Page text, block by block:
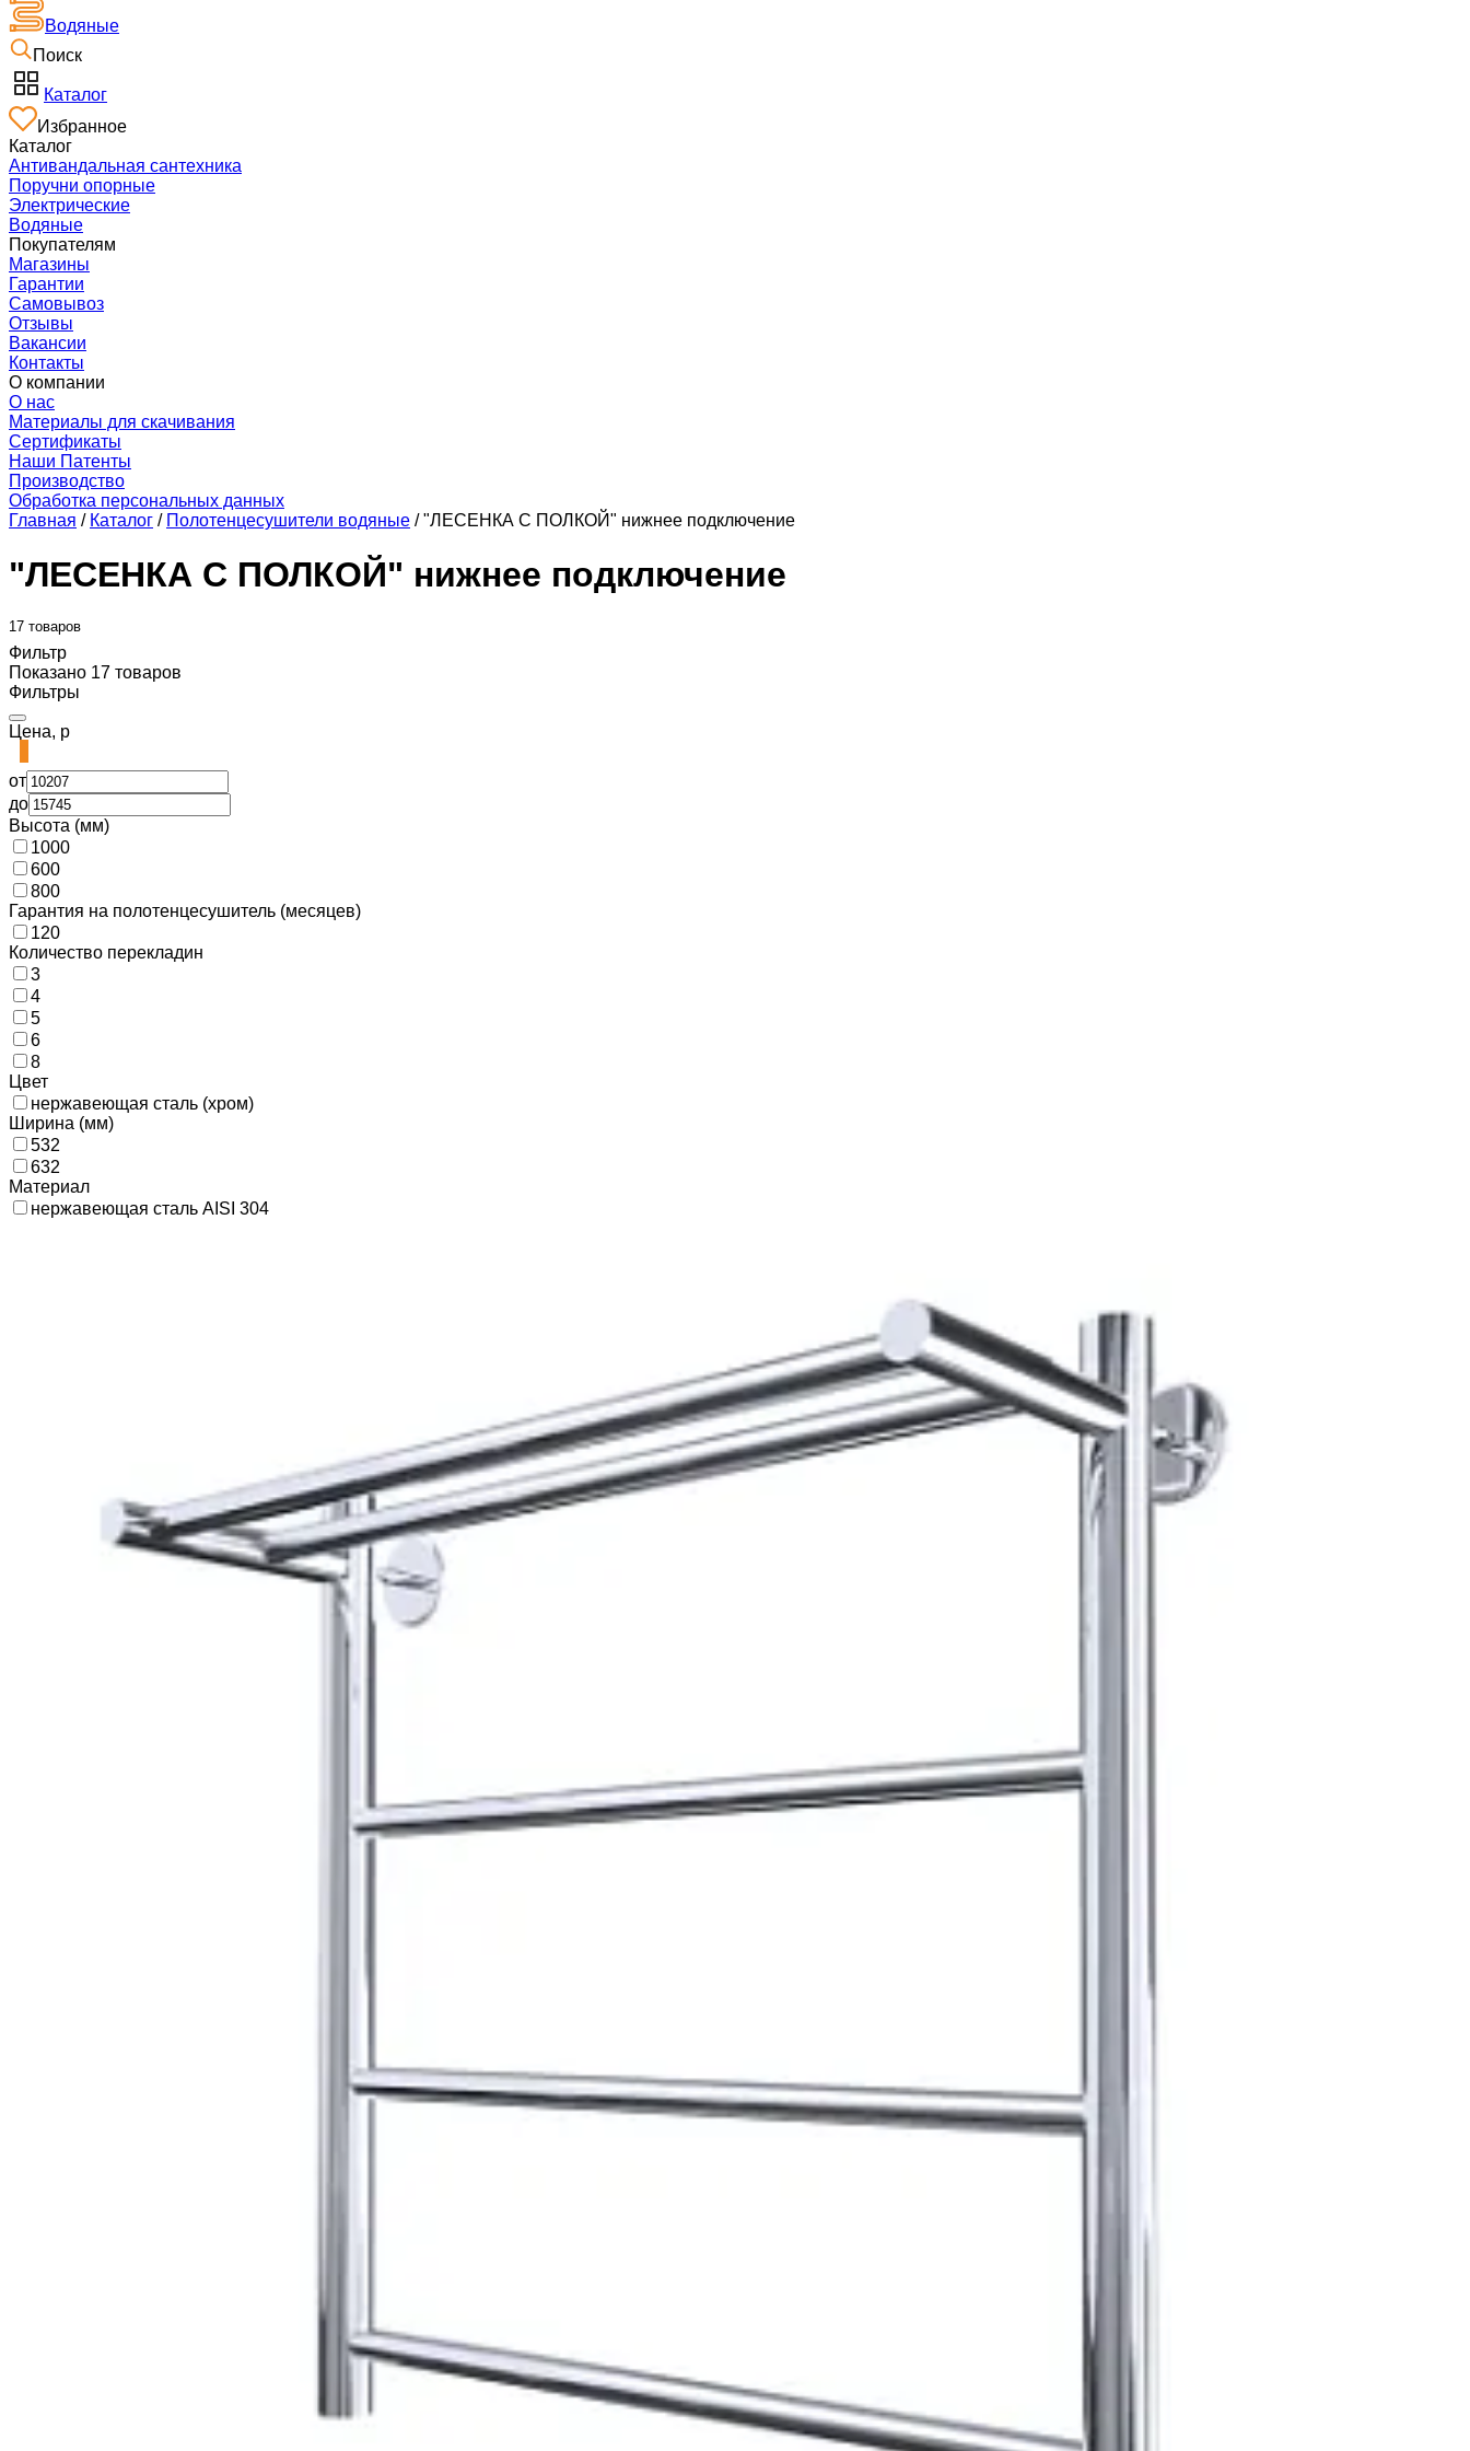
Водяные
Поиск
Каталог
Избранное
Каталог
Антивандальная сантехника
Поручни опорные
Электрические
Водяные
Покупателям
Магазины
Гарантии
Самовывоз
Отзывы
Вакансии
Контакты
О компании
О нас
Материалы для скачивания
Сертификаты
Наши Патенты
Производство
Обработка персональных данных
Главная / Каталог / Полотенцесушители водяные / "ЛЕСЕНКА С ПОЛКОЙ" нижнее подключение
"ЛЕСЕНКА С ПОЛКОЙ" нижнее подключение
17 товаров
Фильтр
Показано 17 товаров
Фильтры
Цена, р
от
до
Высота (мм)
1000
600
800
Гарантия на полотенцесушитель (месяцев)
120
Количество перекладин
3
4
5
6
8
Цвет
нержавеющая сталь (хром)
Ширина (мм)
532
632
Материал
нержавеющая сталь AISI 304